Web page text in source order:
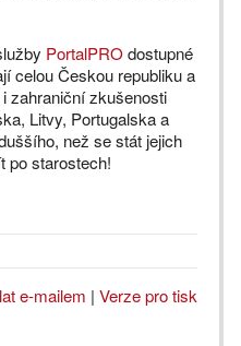
PortalPROdostupné
celou Českou republiku a
zahraniční zkušenosti
Litvy, Portugalska a
než se stát jejich
po starostech!
e-mailem | Verze pro tisk